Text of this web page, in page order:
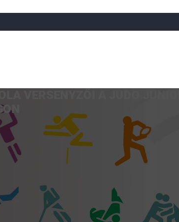
VERSENYZŐI A JUDO JUNIOR